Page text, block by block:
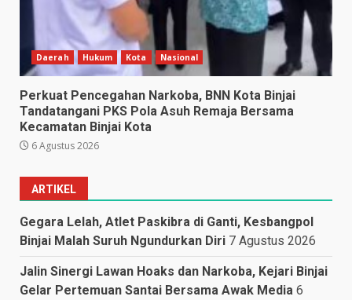
Daerah Hukum Kota Nasional
Perkuat Pencegahan Narkoba, BNN Kota Binjai
Tandatangani PKS Pola Asuh Remaja Bersama
Kecamatan Binjai Kota
6 Agustus 2026
ARTIKEL
Gegara Lelah, Atlet Paskibra di Ganti, Kesbangpol
Binjai Malah Suruh Ngundurkan Diri 7 Agustus 2026
Jalin Sinergi Lawan Hoaks dan Narkoba, Kejari Binjai
Gelar Pertemuan Santai Bersama Awak Media 6